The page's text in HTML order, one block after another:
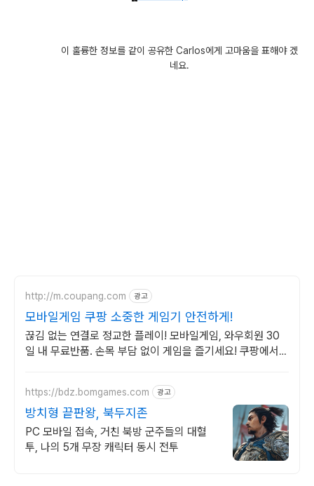
이 훌륭한 정보를 같이 공유한 Carlos에게 고마움을 표해야 겠
네요.
http://m.coupang.com 광고
모바일게임 쿠팡 소중한 게임기 안전하게!
끊김 없는 연결로 정교한 플레이! 모바일게임, 와우회원 30
일 내 무료반품. 손목 부담 없이 게임을 즐기세요! 쿠팡에서
https://bdz.bomgames.com 광고
방치형 끝판왕, 북두지존
PC 모바일 접속, 거친 북방 군주들의 대혈
투, 나의 5개 무장 캐릭터 동시 전투